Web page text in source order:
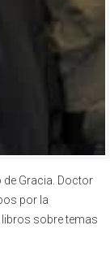
de Gracia. Doctor
por la
libros sobre temas